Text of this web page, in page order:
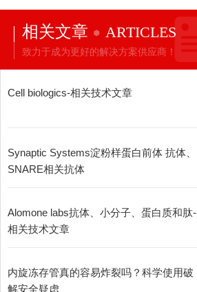
相关文章 ARTICLES
致力于成为更好的解决方案供应商！
Cell biologics-相关技术文章
Synaptic Systems淀粉样蛋白前体 抗体、
SNARE相关抗体
Alomone labs抗体、小分子、蛋白质和肽-
相关技术文章
内旋冻存管真的容易炸裂吗？科学使用破
解安全疑虑